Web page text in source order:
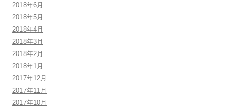
2018年6月
2018年5月
2018年4月
2018年3月
2018年2月
2018年1月
2017年12月
2017年11月
2017年10月